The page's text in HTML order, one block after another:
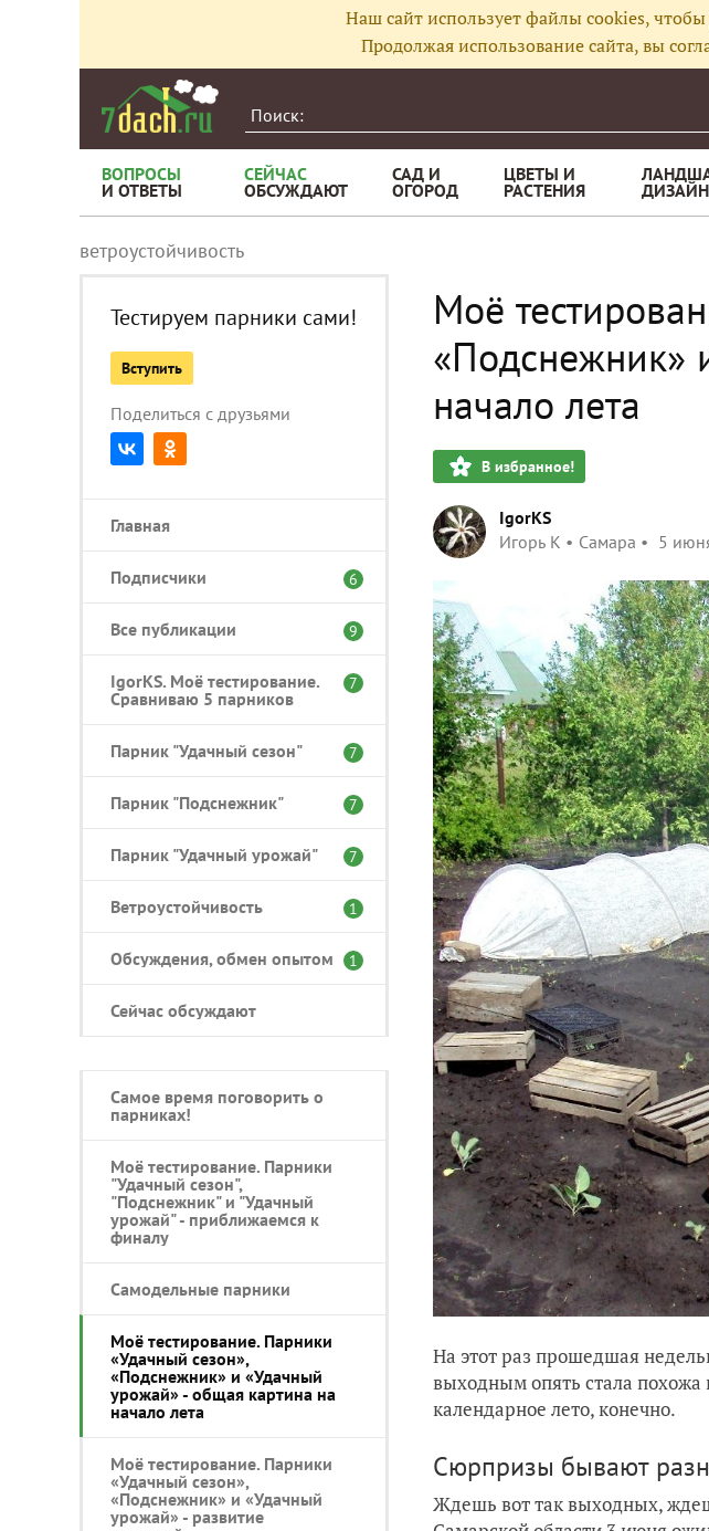
Наш сайт использует файлы cookies,
Продолжая использование сайта, вы
ВОПРОСЫ
И ОТВЕТЫ
СЕЙЧАС
ОБСУЖДАЮТ
САД И
ОГОРОД
ЦВЕТЫ И
РАСТЕНИЯ ДИЗАЙН
ветроустойчивость
Тестируем парники сами!
Вступить
Поделиться с друзьями
Главная
Подписчики 6
Все публикации 9
IgorKS. Моё тестирование.
Сравниваю 5 парников
7
Парник "Удачный сезон" 7
Парник "Подснежник" 7
Парник "Удачный урожай" 7
Ветроустойчивость 1
Обсуждения, обмен опытом 1
Сейчас обсуждают
Самое время поговорить о
парниках!
Моё тестирование. Парники
"Удачный сезон",
"Подснежник" и "Удачный
урожай" - приближаемся к
финалу
Самодельные парники
Моё тестирование. Парники
«Удачный сезон»,
«Подснежник» и «Удачный
урожай» - общая картина на
начало лета
Моё тестирование. Парники
«Удачный сезон»,
«Подснежник» и «Удачный
урожай» - развитие
Моё
«Подснежник»
начало лета
В избранное!
IgorKS
Игорь К
Самара 5
На этот раз прошедшая
выходным опять стала похожа
календарное лето, конечно.
Сюрпризы бывают
Ждешь вот так выходных,